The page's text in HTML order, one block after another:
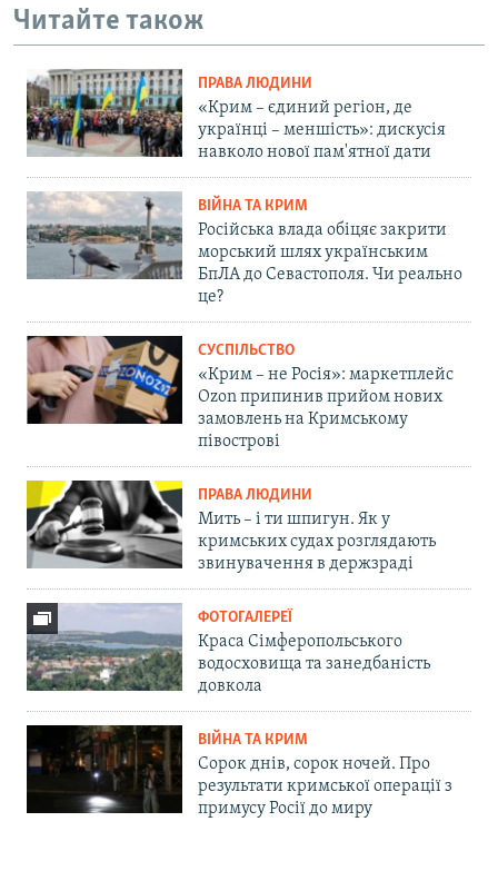
Читайте також
ПРАВА ЛЮДИНИ
«Крим – єдиний регіон, де
українці – меншість»: дискусія
навколо нової пам'ятної дати
ВІЙНА ТА КРИМ
Російська влада обіцяє закрити
морський шлях українським
БпЛА до Севастополя. Чи реально
це?
СУСПІЛЬСТВО
«Крим – не Росія»: маркетплейс
Ozon припинив прийом нових
замовлень на Кримському
півострові
ПРАВА ЛЮДИНИ
Мить – і ти шпигун. Як у
кримських судах розглядають
звинувачення в держзраді
ФОТОГАЛЕРЕЇ
Краса Сімферопольського
водосховища та занедбаність
довкола
ВІЙНА ТА КРИМ
Сорок днів, сорок ночей. Про
результати кримської операції з
примусу Росії до миру